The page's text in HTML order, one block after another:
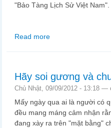
"Bảo Tàng Lịch Sử Việt Nam".
Read more
Hãy soi gương và
Chủ Nhật, 09/09/2012 - 13:18 —
Mấy ngày qua ai là người có
đều mang máng cảm nhận
đang xày ra trên "mặt bằng"